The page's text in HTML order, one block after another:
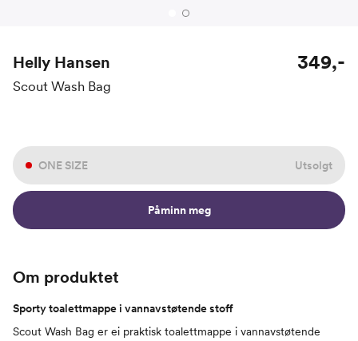
Helly Hansen
Scout Wash Bag
349,-
ONE SIZE Utsolgt
Påminn meg
Om produktet
Sporty toalettmappe i vannavstøtende stoff
Scout Wash Bag er ei praktisk toalettmappe i vannavstøtende